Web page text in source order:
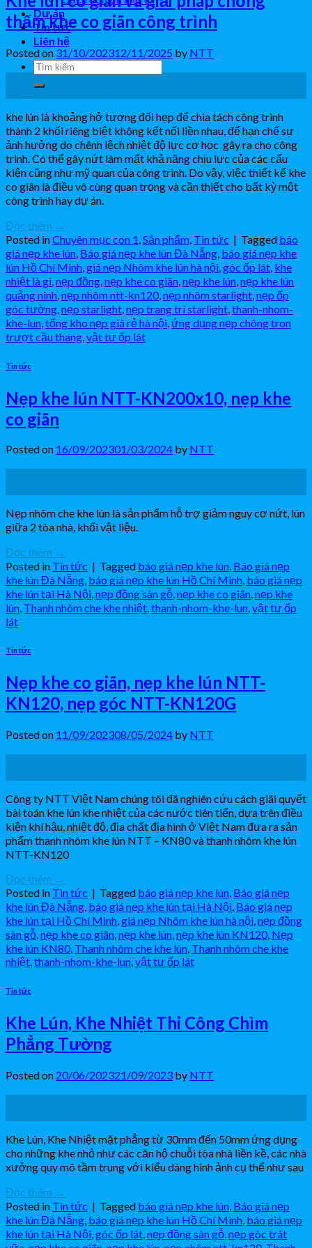
Dự án
Tin tức
Liên hệ
thấm khe co giãn công trình
Posted on 31/10/202312/11/2025 by NTT
khe lún là khoảng hở tương đối hẹp để chia tách công trình
thành 2 khối riêng biệt không kết nối liền nhau, để hạn chế sự
ảnh hưởng do chênh lệch nhiệt độ lực cơ học gây ra cho công
trình. Có thể gây nứt làm mất khả năng chịu lực của các cấu
kiện cũng như mỹ quan của công trình. Do vậy, việc thiết kế khe
co giãn là điều vô cùng quan trọng và cần thiết cho bất kỳ một
công trình hay dự án.
Đọc thêm →
Posted inChuyên mục con 1 Sản phẩm Tin tức | Tagged báo
giá nẹp khe lún Báo giá nẹp khe lún Đà Nẵng báo giá nẹp khe
lún Hồ Chí Minh giá nẹp Nhôm khe lún hà nội góc ốp lát khe
nhiệt là gì nẹp đồng nẹp khe co giãn nẹp khe lún nẹp khe lún
quảng ninh nẹp nhôm ntt-kn120 nẹp nhôm starlight nẹp ốp
góc tường nẹp starlight nẹp trang trí starlight thanh-nhom-
khe-lun tổng kho nẹp giá rẻ hà nội ứng dụng nẹp chông tron
trượt cầu thang vật tư ốp lát
Tin tức
Nẹp khe lún NTT-KN200x10, nẹp khe
co giãn
Posted on 16/09/202301/03/2024 by NTT
Nẹp nhôm che khe lún là sản phẩm hỗ trợ giảm nguy cơ nứt, lún
giữa 2 tòa nhà, khối vật liệu.
Đọc thêm →
Posted in Tin tức | Tagged báo giá nẹp khe lún, Báo giá nẹp
khe lún Đà Nẵng, báo giá nẹp khe lún Hồ Chí Minh, báo giá nẹp
khe lún tại Hà Nội,nẹp đồng sàn gỗ,nẹp khe co giãn,nẹp khe
lún, Thanh nhôm che khe nhiệt,thanh-nhom-khe-lun,vật tư ốp
lát
Tin tức
Nẹp khe co giãn, nẹp khe lún NTT-
KN120, nẹp góc NTT-KN120G
Posted on 11/09/202308/05/2024 by NTT
Công ty NTT Việt Nam chúng tôi đã nghiên cứu cách giãi quyết
bài toán khe lún khe nhiệt của các nước tiên tiến, dựa trên điều
kiện khí hậu, nhiệt độ, địa chất địa hinh ở Việt Nam đưa ra sản
phẩm thanh nhôm khe lún NTT – KN80 và thanh nhôm khe lún
NTT-KN120
Đọc thêm →
Posted in Tin tức | Tagged báo giá nẹp khe lún, Báo giá nẹp
khe lún Đà Nẵng, báo giá nẹp khe lún tại Hà Nội, Báo giá nẹp
khe lún tại Hồ Chí Minh,giá nẹp Nhôm khe lún hà nội,nẹp đồng
sàn gỗ,nẹp khe co giãn,nẹp khe lún,nẹp khe lún KN120, Nẹp
khe lún KN80, Thanh nhôm che khe lún, Thanh nhôm che khe
nhiệt,thanh-nhom-khe-lun,vật tư ốp lát
Tin tức
Khe Lún, Khe Nhiệt Thi Công Chìm
Phẳng Tường
Posted on 20/06/202321/09/2023 by NTT
Khe Lún, Khe Nhiệt mặt phẳng từ 30mm đến 50mm ứng dụng
cho những khe nhỏ như các căn hộ chuỗi tòa nhà liền kề, các nhà
xưởng quy mô tầm trung với kiểu dáng hình ảnh cụ thể như sau
Đọc thêm →
Posted in Tin tức | Tagged báo giá nẹp khe lún, Báo giá nẹp
khe lún Đà Nẵng, báo giá nẹp khe lún Hồ Chí Minh, báo giá nẹp
khe lún tại Hà Nội,góc ốp lát,nẹp đồng sàn gỗ,nẹp góc trát